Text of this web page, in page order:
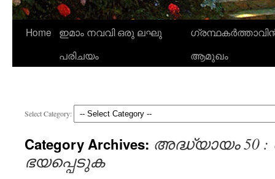
Skip
Home
ഇമാം നവവി ഒരു ലഘു
പരിചയം
ആമുഖം
Select Category:
Category Archives: അദ്ധ്യായം
ഭയപ്പെടുക